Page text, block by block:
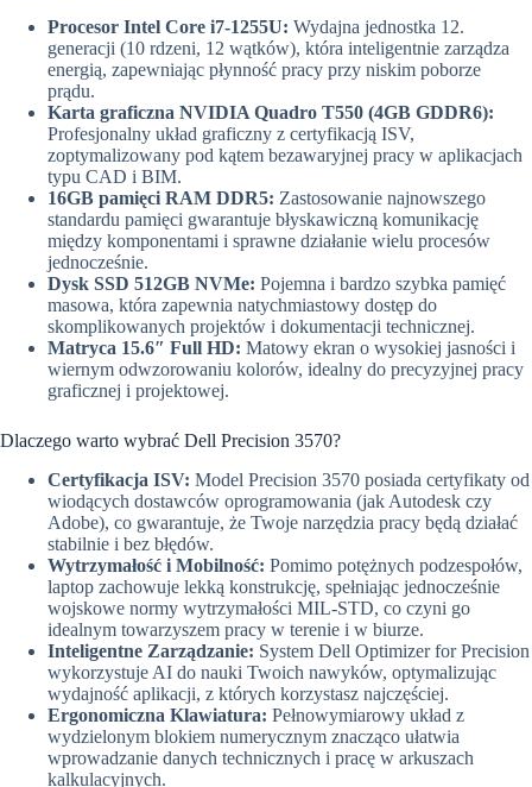
Procesor Intel Core i7-1255U: Wydajna jednostka 12.
generacji (10 rdzeni, 12 wątków), która inteligentnie zarządza
energią, zapewniając płynność pracy przy niskim poborze
prądu.
Karta graficzna NVIDIA Quadro T550 (4GB GDDR6):
Profesjonalny układ graficzny z certyfikacją ISV,
zoptymalizowany pod kątem bezawaryjnej pracy w aplikacjach
typu CAD i BIM.
16GB pamięci RAM DDR5: Zastosowanie najnowszego
standardu pamięci gwarantuje błyskawiczną komunikację
między komponentami i sprawne działanie wielu procesów
jednocześnie.
Dysk SSD 512GB NVMe: Pojemna i bardzo szybka pamięć
masowa, która zapewnia natychmiastowy dostęp do
skomplikowanych projektów i dokumentacji technicznej.
Matryca 15.6″ Full HD: Matowy ekran o wysokiej jasności i
wiernym odwzorowaniu kolorów, idealny do precyzyjnej pracy
graficznej i projektowej.
Dlaczego warto wybrać Dell Precision 3570?
Certyfikacja ISV: Model Precision 3570 posiada certyfikaty od
wiodących dostawców oprogramowania (jak Autodesk czy
Adobe), co gwarantuje, że Twoje narzędzia pracy będą działać
stabilnie i bez błędów.
Wytrzymałość i Mobilność: Pomimo potężnych podzespołów,
laptop zachowuje lekką konstrukcję, spełniając jednocześnie
wojskowe normy wytrzymałości MIL-STD, co czyni go
idealnym towarzyszem pracy w terenie i w biurze.
Inteligentne Zarządzanie: System Dell Optimizer for Precision
wykorzystuje AI do nauki Twoich nawyków, optymalizując
wydajność aplikacji, z których korzystasz najczęściej.
Ergonomiczna Klawiatura: Pełnowymiarowy układ z
wydzielonym blokiem numerycznym znacząco ułatwia
wprowadzanie danych technicznych i pracę w arkuszach
kalkulacyjnych.